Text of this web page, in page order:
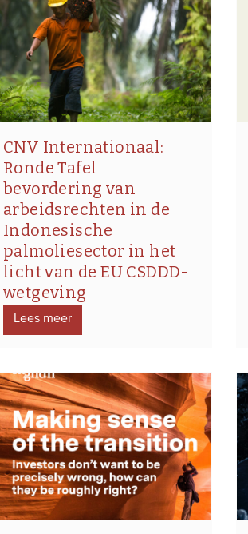
CNV Internationaal:
Ronde Tafel
bevordering van
arbeidsrechten in de
Indonesische
palmoliesector in het
licht van de EU CSDDD-
wetgeving
Lees meer